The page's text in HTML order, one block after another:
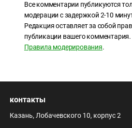
Все комментарии публикуются
модерации с задержкой 2-10
Редакция оставляет за собой
публикации вашего комментария.
Правила модерирования.
контакты
Казань, Лобачевского 10, корпус 2